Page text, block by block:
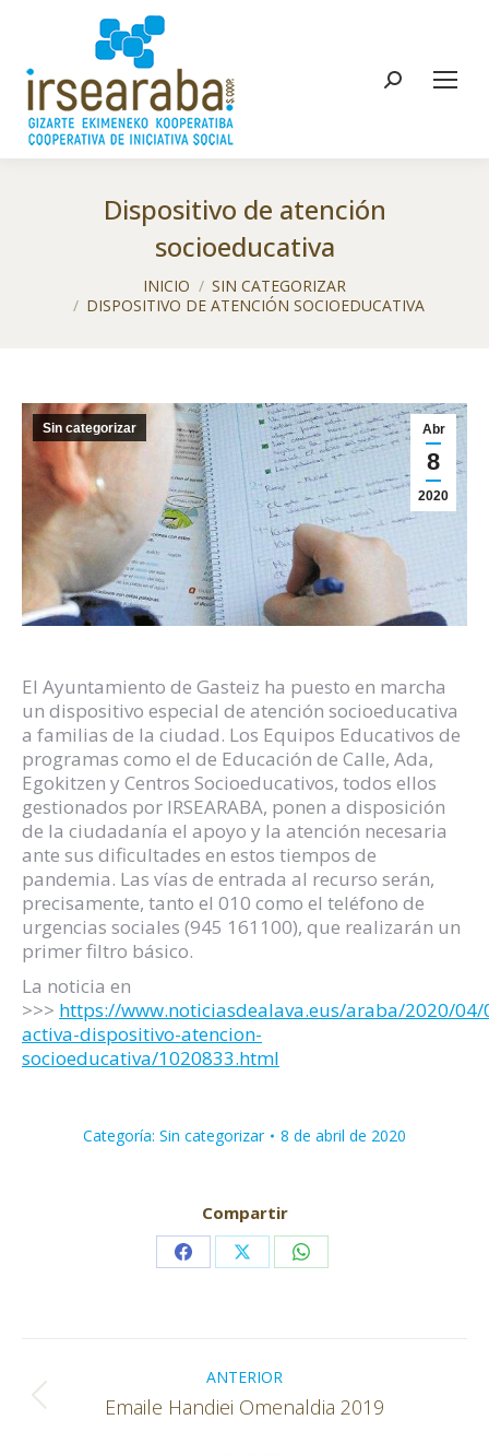
Buscar:
Dispositivo de atención
socioeducativa
INICIO
SIN CATEGORIZAR
DISPOSITIVO DE ATENCIÓN SOCIOEDUCATIVA
Abr
8
2020
Sin categorizar
El Ayuntamiento de Gasteiz ha puesto en marcha
un dispositivo especial de atención socioeducativa
a familias de la ciudad. Los Equipos Educativos de
programas como el de Educación de Calle, Ada,
Egokitzen y Centros Socioeducativos, todos ellos
gestionados por IRSEARABA, ponen a disposición
de la ciudadanía el apoyo y la atención necesaria
ante sus dificultades en estos tiempos de
pandemia. Las vías de entrada al recurso serán,
precisamente, tanto el 010 como el teléfono de
urgencias sociales (945 161100), que realizarán un
primer filtro básico.
La noticia en
>>> https://www.noticiasdealava.eus/araba/2020/
activa-dispositivo-atencion-
socioeducativa/1020833.html
Categoría: Sin categorizar 8 de abril de 2020
Compartir
Share Share Share
entre
publicaciones
ANTERIOR
Publicación
Emaile Handiei Omenaldia 2019